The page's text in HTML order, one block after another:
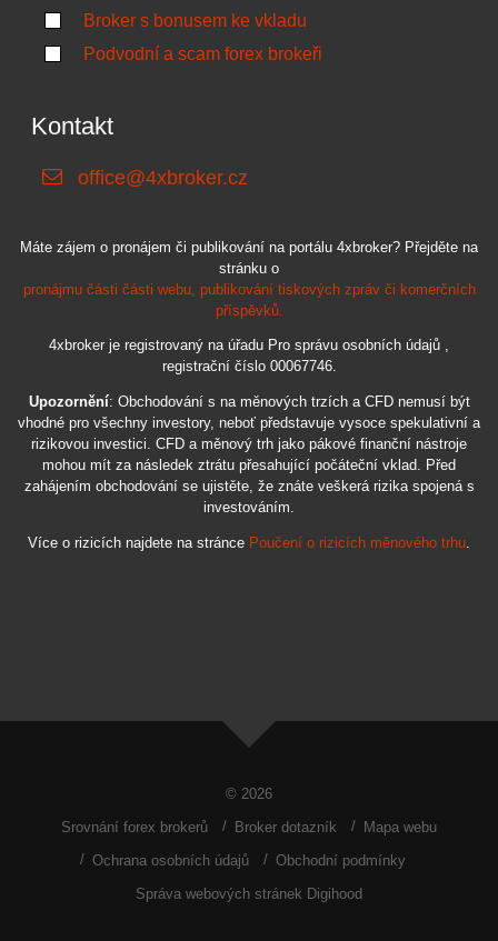
Broker s bonusem ke vkladu
Podvodní a scam forex brokeři
Kontakt
office@4xbroker.cz
Máte zájem o pronájem či publikování na portálu 4xbroker? Přejděte na
stránku o
pronájmu části části webu, publikování tiskových zpráv či komerčních
příspěvků.
4xbroker je registrovaný na úřadu Pro správu osobních údajů ,
registrační číslo 00067746.
Upozornění: Obchodování s na měnových trzích a CFD nemusí být
vhodné pro všechny investory, neboť představuje vysoce spekulativní a
rizikovou investici. CFD a měnový trh jako pákové finanční nástroje
mohou mít za následek ztrátu přesahující počáteční vklad. Před
zahájením obchodování se ujistěte, že znáte veškerá rizika spojená s
investováním.
Více o rizicích najdete na stránce Poučení o rizicích měnového trhu.
© 2026
Srovnání forex brokerů
Broker dotazník
Mapa webu
Ochrana osobních údajů
Obchodní podmínky
Správa webových stránek Digihood